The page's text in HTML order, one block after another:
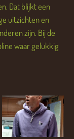
Dat blijkt een
uitzichten en
zijn. Bij de
waar gelukkig